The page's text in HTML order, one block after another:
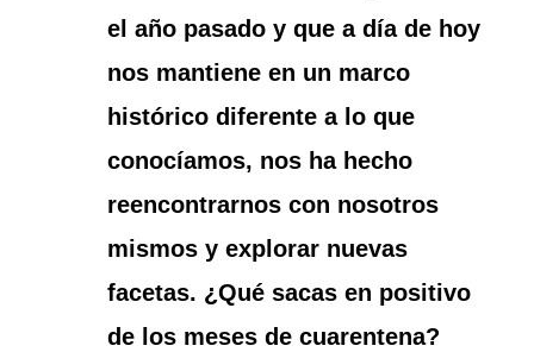
el año pasado y que a día de hoy
nos mantiene en un marco
histórico diferente a lo que
conocíamos, nos ha hecho
reencontrarnos con nosotros
mismos y explorar nuevas
facetas. ¿Qué sacas en positivo
de los meses de cuarentena?